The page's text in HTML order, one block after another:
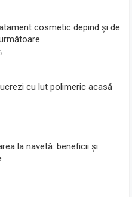
cosmetic depind și de
cu lut polimeric acasă
la navetă: beneficii și